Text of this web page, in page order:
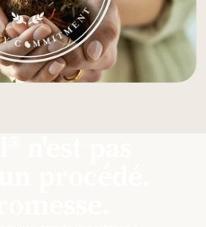
n'est pas